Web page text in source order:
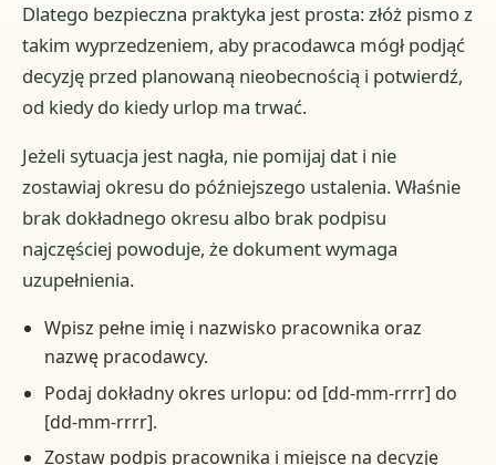
Dlatego bezpieczna praktyka jest prosta: złóż pismo z
takim wyprzedzeniem, aby pracodawca mógł podjąć
decyzję przed planowaną nieobecnością i potwierdź,
od kiedy do kiedy urlop ma trwać.
Jeżeli sytuacja jest nagła, nie pomijaj dat i nie
zostawiaj okresu do późniejszego ustalenia. Właśnie
brak dokładnego okresu albo brak podpisu
najczęściej powoduje, że dokument wymaga
uzupełnienia.
Wpisz pełne imię i nazwisko pracownika oraz
nazwę pracodawcy.
Podaj dokładny okres urlopu: od [dd-mm-rrrr] do
[dd-mm-rrrr].
Zostaw podpis pracownika i miejsce na decyzję